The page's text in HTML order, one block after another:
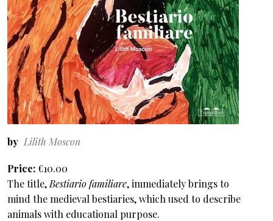
by Lilith Moscon
Price €10.00
The title, Bestiario familiare, immediately brings to
mind the medieval bestiaries, which used to describe
animals with educational purpose.